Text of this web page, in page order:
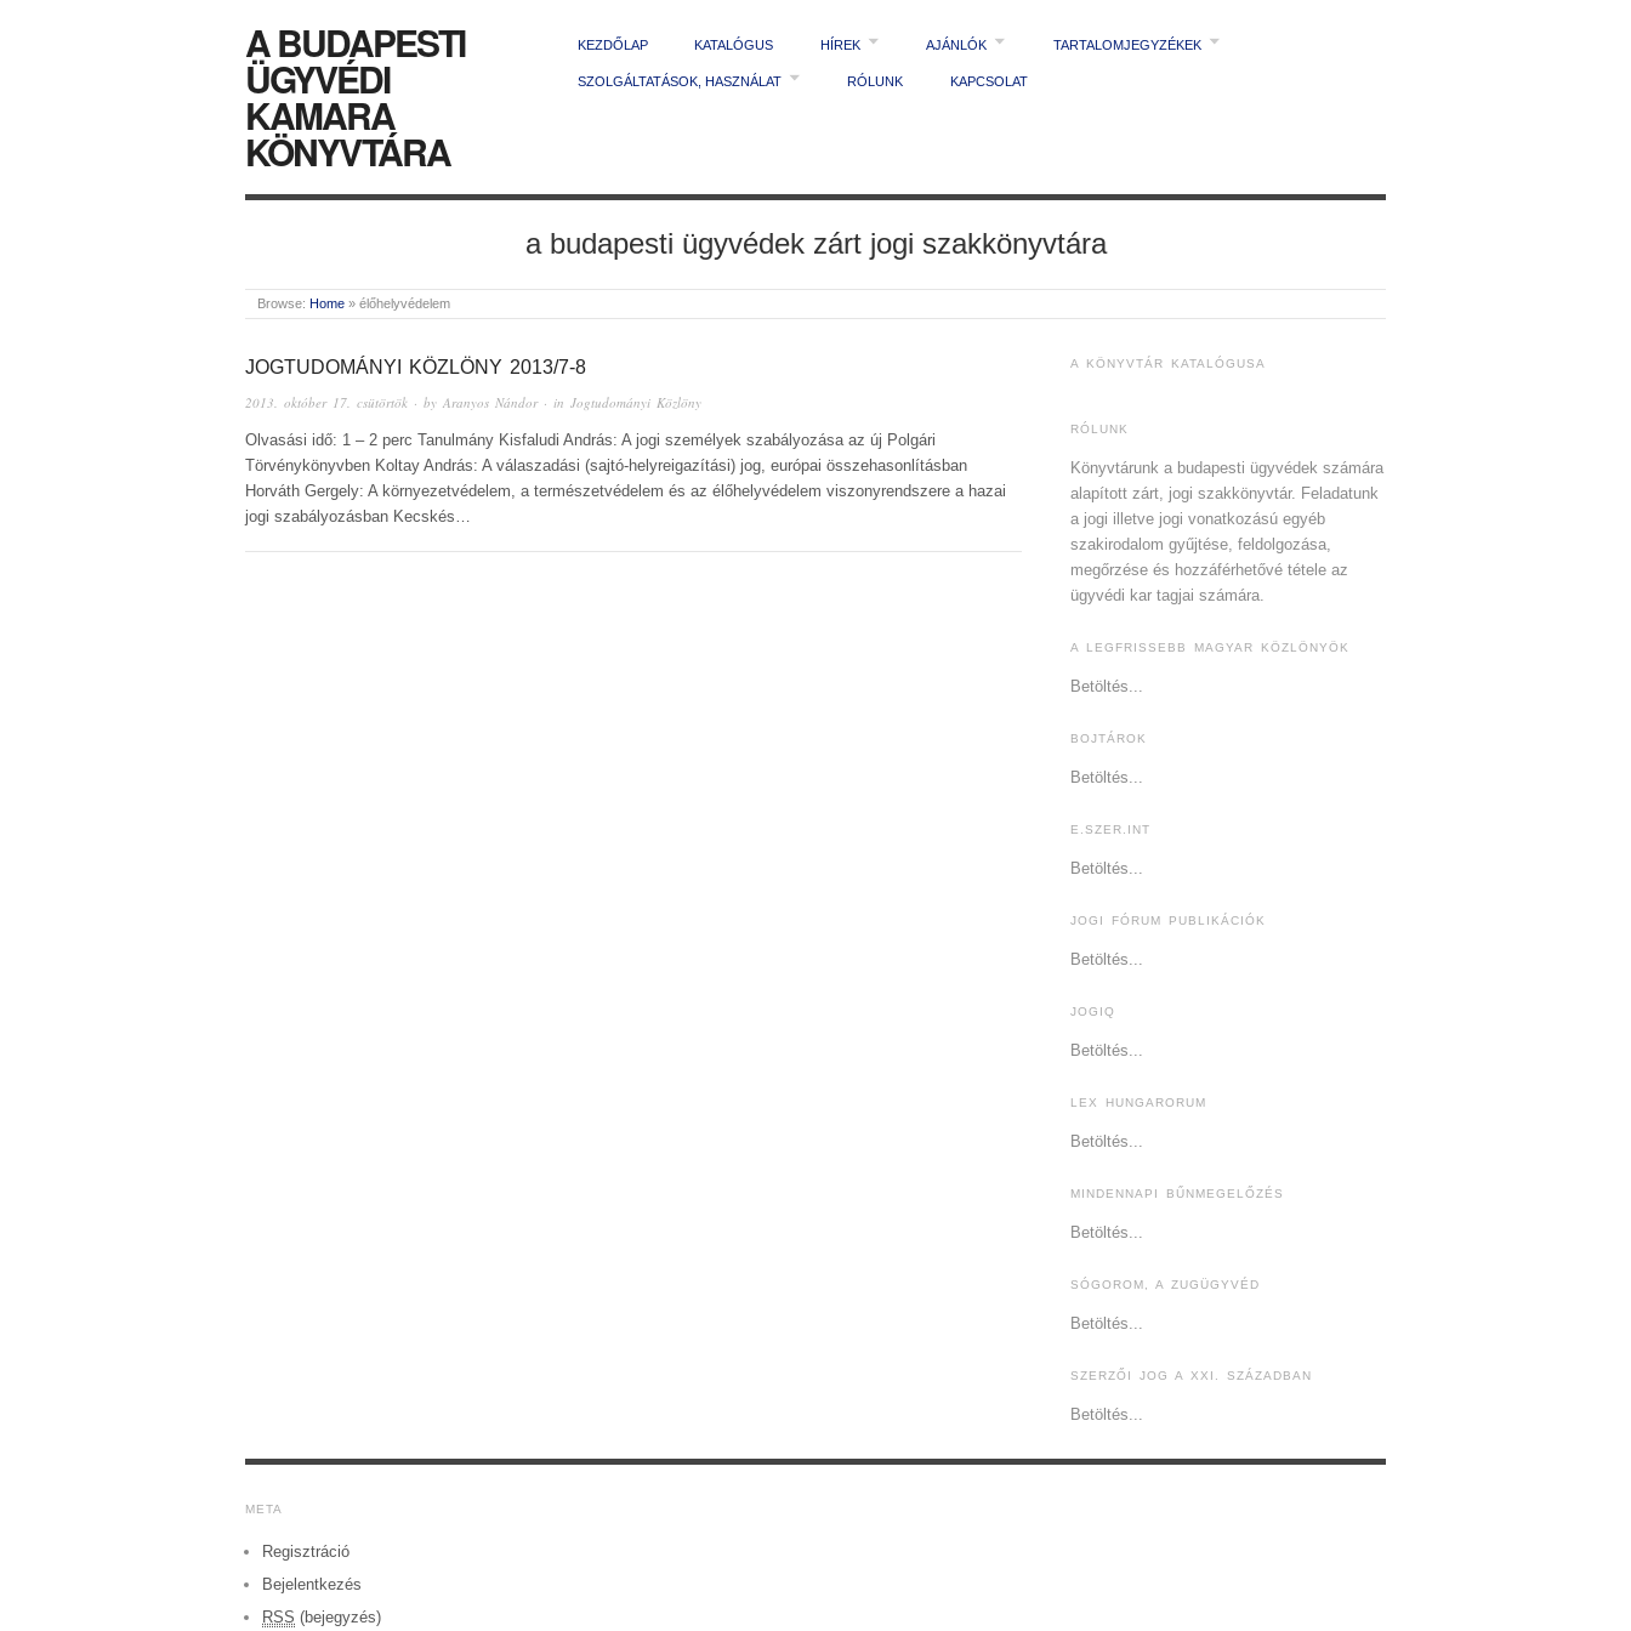
A BUDAPESTI
ÜGYVÉDI
KAMARA
KÖNYVTÁRA
KEZDŐLAP KATALÓGUS HÍREK AJÁNLÓK TARTALOMJEGYZÉKEK
SZOLGÁLTATÁSOK, HASZNÁLAT RÓLUNK KAPCSOLAT
a budapesti ügyvédek zárt jogi szakkönyvtára
Browse: Home » élőhelyvédelem
JOGTUDOMÁNYI KÖZLÖNY 2013/7-8
2013. október 17. csütörtök · by Aranyos Nándor· in Jogtudományi Közlöny
Olvasási idő: 1 – 2 perc Tanulmány Kisfaludi András: A jogi személyek szabályozása az új Polgári
Törvénykönyvben Koltay András: A válaszadási (sajtó-helyreigazítási) jog, európai összehasonlításban
Horváth Gergely: A környezetvédelem, a természetvédelem és az élőhelyvédelem viszonyrendszere a hazai
jogi szabályozásban Kecskés…
A KÖNYVTÁR KATALÓGUSA
RÓLUNK
Könyvtárunk a budapesti ügyvédek számára
alapított zárt, jogi szakkönyvtár. Feladatunk
a jogi illetve jogi vonatkozású egyéb
szakirodalom gyűjtése, feldolgozása,
megőrzése és hozzáférhetővé tétele az
ügyvédi kar tagjai számára.
A LEGFRISSEBB MAGYAR KÖZLÖNYÖK
Betöltés...
BOJTÁROK
Betöltés...
E.SZER.INT
Betöltés...
JOGI FÓRUM PUBLIKÁCIÓK
Betöltés...
JOGIQ
Betöltés...
LEX HUNGARORUM
Betöltés...
MINDENNAPI BŰNMEGELŐZÉS
Betöltés...
SÓGOROM, A ZUGÜGYVÉD
Betöltés...
SZERZŐI JOG A XXI. SZÁZADBAN
Betöltés...
META
Regisztráció
Bejelentkezés
RSS (bejegyzés)